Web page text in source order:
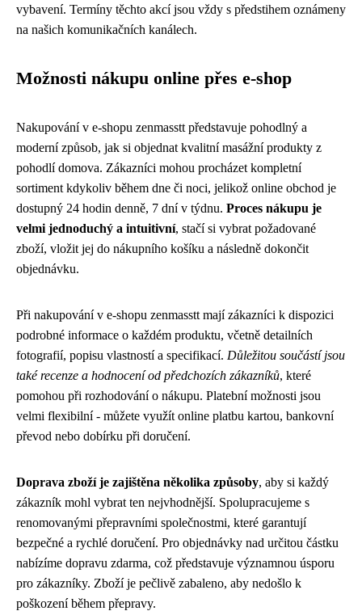
vybavení. Termíny těchto akcí jsou vždy s předstihem oznámeny
na našich komunikačních kanálech.
Možnosti nákupu online přes e-shop
Nakupování v e-shopu zenmasstt představuje pohodlný a
moderní způsob, jak si objednat kvalitní masážní produkty z
pohodlí domova. Zákazníci mohou procházet kompletní
sortiment kdykoliv během dne či noci, jelikož online obchod je
dostupný 24 hodin denně, 7 dní v týdnu. Proces nákupu je
velmi jednoduchý a intuitivní, stačí si vybrat požadované
zboží, vložit jej do nákupního košíku a následně dokončit
objednávku.
Při nakupování v e-shopu zenmasstt mají zákazníci k dispozici
podrobné informace o každém produktu, včetně detailních
fotografií, popisu vlastností a specifikací. Důležitou součástí jsou
také recenze a hodnocení od předchozích zákazníků, které
pomohou při rozhodování o nákupu. Platební možnosti jsou
velmi flexibilní - můžete využít online platbu kartou, bankovní
převod nebo dobírku při doručení.
Doprava zboží je zajištěna několika způsoby, aby si každý
zákazník mohl vybrat ten nejvhodnější. Spolupracujeme s
renomovanými přepravními společnostmi, které garantují
bezpečné a rychlé doručení. Pro objednávky nad určitou částku
nabízíme dopravu zdarma, což představuje významnou úsporu
pro zákazníky. Zboží je pečlivě zabaleno, aby nedošlo k
poškození během přepravy.